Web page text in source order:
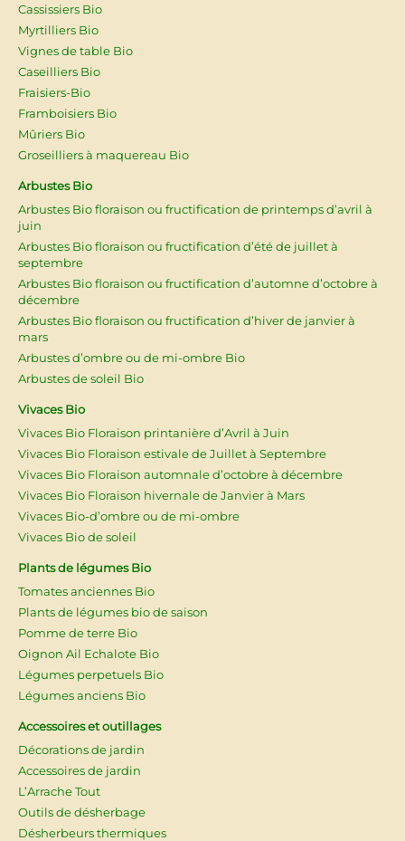
Cassissiers Bio
Myrtilliers Bio
Vignes de table Bio
Caseilliers Bio
Fraisiers-Bio
Framboisiers Bio
Mûriers Bio
Groseilliers à maquereau Bio
Arbustes Bio
Arbustes Bio floraison ou fructification de printemps d’avril à
juin
Arbustes Bio floraison ou fructification d’été de juillet à
septembre
Arbustes Bio floraison ou fructification d’automne d’octobre à
décembre
Arbustes Bio floraison ou fructification d’hiver de janvier à
mars
Arbustes d’ombre ou de mi-ombre Bio
Arbustes de soleil Bio
Vivaces Bio
Vivaces Bio Floraison printanière d’Avril à Juin
Vivaces Bio Floraison estivale de Juillet à Septembre
Vivaces Bio Floraison automnale d’octobre à décembre
Vivaces Bio Floraison hivernale de Janvier à Mars
Vivaces Bio-d’ombre ou de mi-ombre
Vivaces Bio de soleil
Plants de légumes Bio
Tomates anciennes Bio
Plants de légumes bio de saison
Pomme de terre Bio
Oignon Ail Echalote Bio
Légumes perpetuels Bio
Légumes anciens Bio
Accessoires et outillages
Décorations de jardin
Accessoires de jardin
L’Arrache Tout
Outils de désherbage
Désherbeurs thermiques